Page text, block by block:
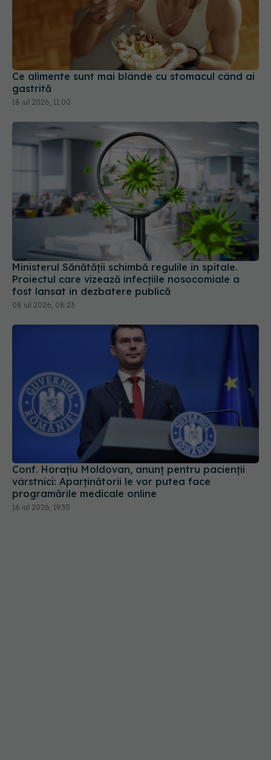
Ce alimente sunt mai blânde cu stomacul când ai
gastrită
18 iul 2026, 11:00
Ministerul Sănătății schimbă regulile în spitale.
Proiectul care vizează infecțiile nosocomiale a
fost lansat în dezbatere publică
08 iul 2026, 08:23
Conf. Horațiu Moldovan, anunț pentru pacienții
vârstnici: Aparținătorii le vor putea face
programările medicale online
16 iul 2026, 19:55